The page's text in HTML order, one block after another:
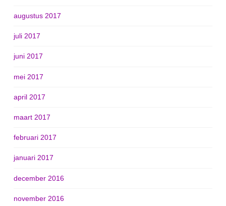
augustus 2017
juli 2017
juni 2017
mei 2017
april 2017
maart 2017
februari 2017
januari 2017
december 2016
november 2016